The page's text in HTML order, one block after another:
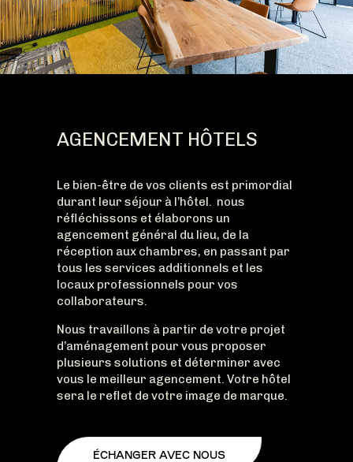
AGENCEMENT HÔTELS
Le bien-être de vos clients est primordial
durant leur séjour à l’hôtel. nous
réfléchissons et élaborons un
agencement général du lieu, de la
réception aux chambres, en passant par
tous les services additionnels et les
locaux professionnels pour vos
collaborateurs.
Nous travaillons à partir de votre projet
d’aménagement pour vous proposer
plusieurs solutions et déterminer avec
vous le meilleur agencement. Votre hôtel
sera le reflet de votre image de marque.
ÉCHANGER AVEC NOUS